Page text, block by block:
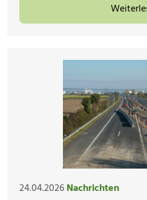
24.04.2026Nachrichten